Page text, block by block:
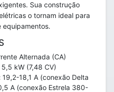
Sua construção
o tornam ideal para
equipamentos.
Alternada (CA)
5,5 kW (7,48 CV)
19,2-18,1 A (conexão Delta
A (conexão Estrela 380-